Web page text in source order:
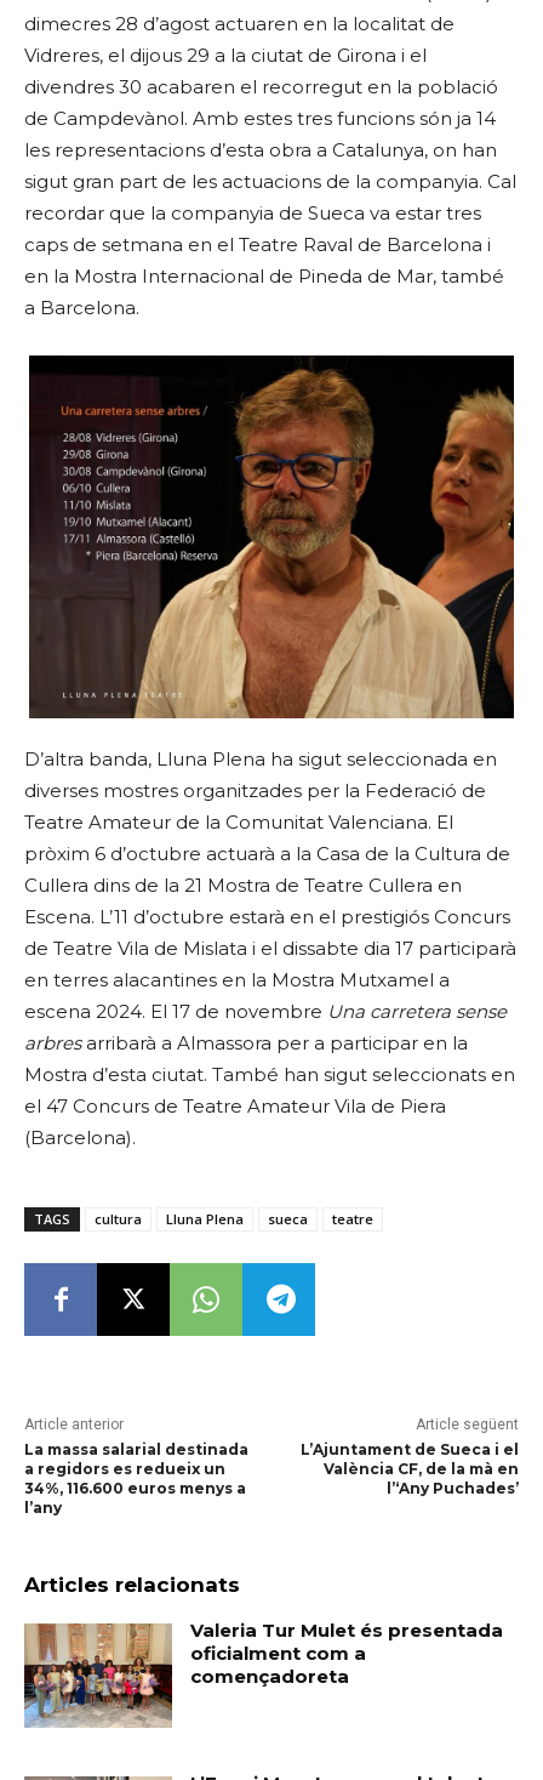
dimecres 28 d’agost actuaren en la localitat de
Vidreres, el dijous 29 a la ciutat de Girona i el
divendres 30 acabaren el recorregut en la població
de Campdevànol. Amb estes tres funcions són ja 14
les representacions d’esta obra a Catalunya, on han
sigut gran part de les actuacions de la companyia. Cal
recordar que la companyia de Sueca va estar tres
caps de setmana en el Teatre Raval de Barcelona i
en la Mostra Internacional de Pineda de Mar, també
a Barcelona.
D’altra banda, Lluna Plena ha sigut seleccionada en
diverses mostres organitzades per la Federació de
Teatre Amateur de la Comunitat Valenciana. El
pròxim 6 d’octubre actuarà a la Casa de la Cultura de
Cullera dins de la 21 Mostra de Teatre Cullera en
Escena. L’11 d’octubre estarà en el prestigiós Concurs
de Teatre Vila de Mislata i el dissabte dia 17 participarà
en terres alacantines en la Mostra Mutxamel a
escena 2024. El 17 de novembre Una carretera sense
arbresarribarà a Almassora per a participar en la
Mostra d’esta ciutat. També han sigut seleccionats en
el 47 Concurs de Teatre Amateur Vila de Piera
(Barcelona).
TAGS cultura Lluna Plena sueca teatre
Article anterior
La massa salarial destinada
a regidors es redueix un
34%, 116.600 euros menys a
l’any
Article següent
L’Ajuntament de Sueca i el
València CF, de la mà en
l’‘Any Puchades’
Articles relacionats
Valeria Tur Mulet és presentada
oficialment com a
començadoreta